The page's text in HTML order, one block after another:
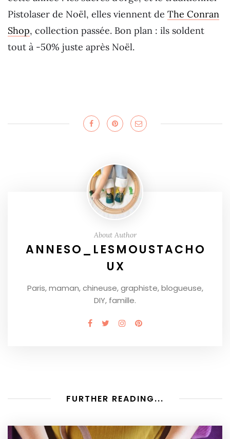
Pistolaser de Noël, elles viennent de The Conran
Shop, collection passée. Bon plan : ils soldent
tout à -50% juste après Noël.
About Author
ANNESO_LESMOUSTACHO
UX
Paris, maman, chineuse, graphiste, blogueuse,
DIY, famille.
FURTHER READING...